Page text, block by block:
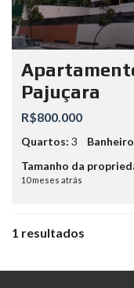
Pajuçara
R$800.000
Quartos: 3
Tamanho da
10 meses atrás
1 resultados